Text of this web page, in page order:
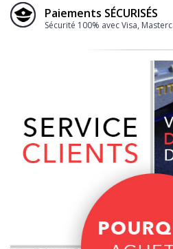
Paiements SÉCURISÉS
Sécurité 100% avec Visa,